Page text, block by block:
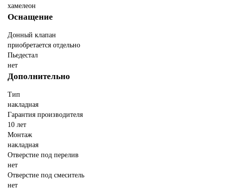
хамелеон
Оснащение
Донный клапан
приобретается отдельно
Пьедестал
нет
Дополнительно
Тип
накладная
Гарантия производителя
10 лет
Монтаж
накладная
Отверстие под перелив
нет
Отверстие под смеситель
нет